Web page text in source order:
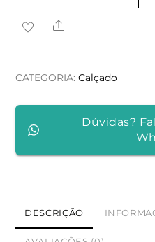
de
GALOCHAS
XL"
BIQUEIRA
Share
CATEGORIA:Calçado
Dúvidas?
DESCRIÇÃO